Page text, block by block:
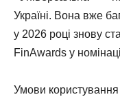
Україні. Вона вже
у 2026 році знову
FinAwards у
Умови